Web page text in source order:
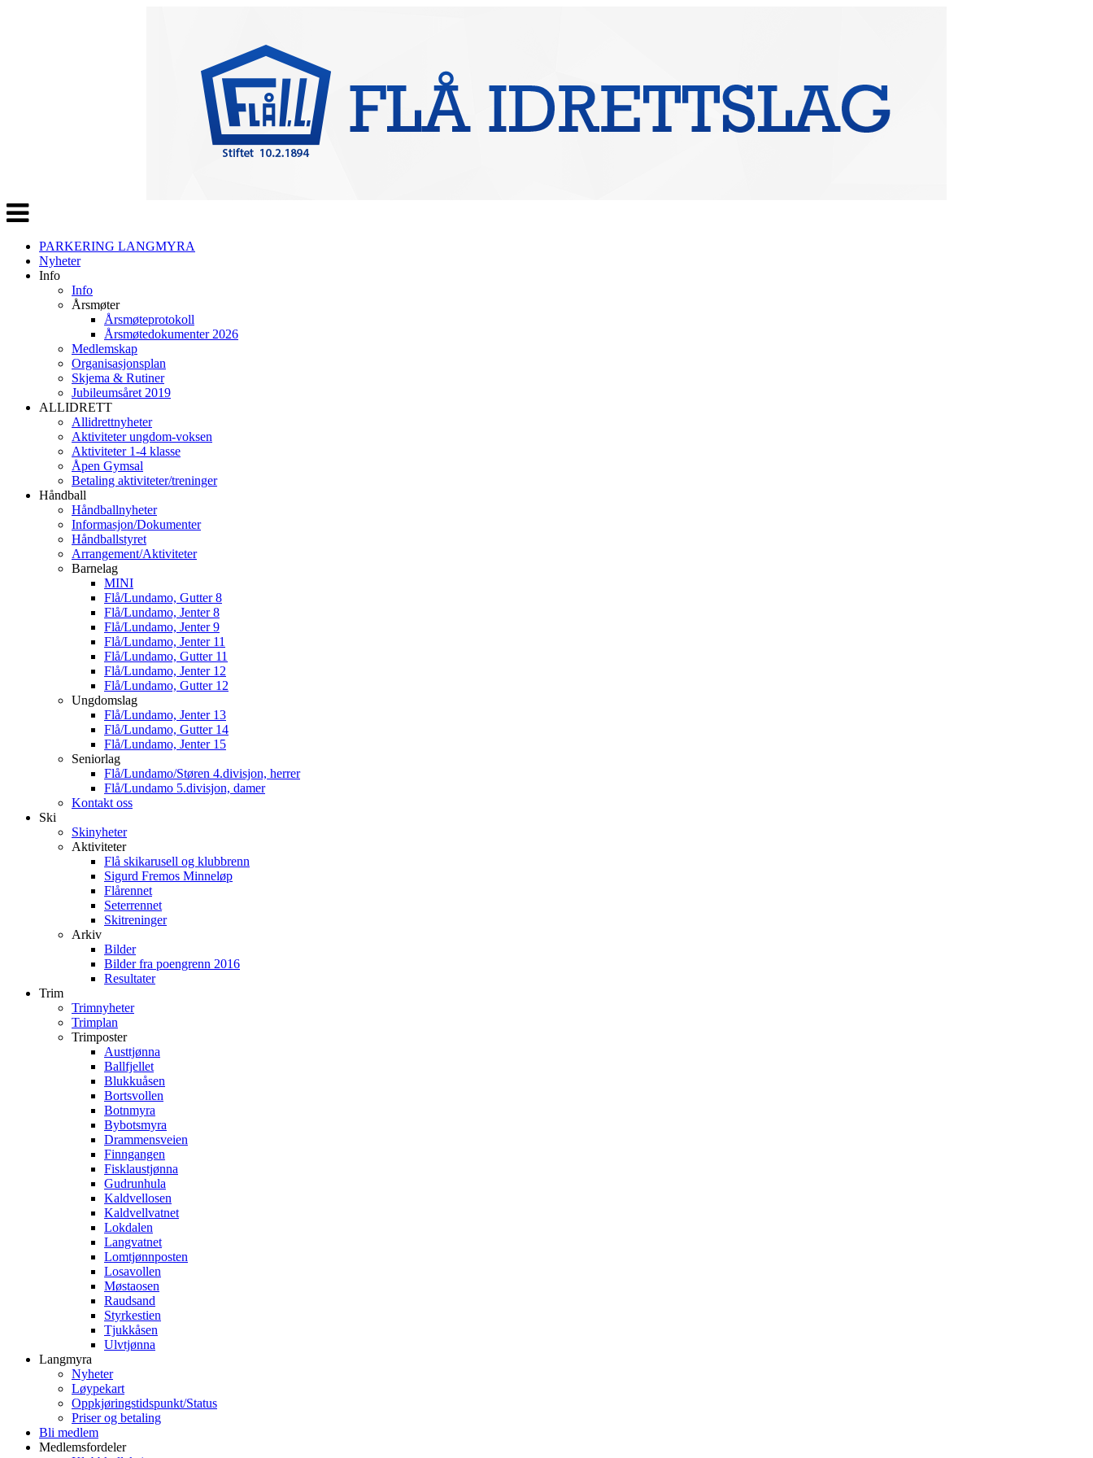
Veksle
navigasjon
PARKERING LANGMYRA
Nyheter
Info
Info
Årsmøter
Årsmøteprotokoll
Årsmøtedokumenter 2026
Medlemskap
Organisasjonsplan
Skjema & Rutiner
Jubileumsåret 2019
ALLIDRETT
Allidrettnyheter
Aktiviteter ungdom-voksen
Aktiviteter 1-4 klasse
Åpen Gymsal
Betaling aktiviteter/treninger
Håndball
Håndballnyheter
Informasjon/Dokumenter
Håndballstyret
Arrangement/Aktiviteter
Barnelag
MINI
Flå/Lundamo, Gutter 8
Flå/Lundamo, Jenter 8
Flå/Lundamo, Jenter 9
Flå/Lundamo, Jenter 11
Flå/Lundamo, Gutter 11
Flå/Lundamo, Jenter 12
Flå/Lundamo, Gutter 12
Ungdomslag
Flå/Lundamo, Jenter 13
Flå/Lundamo, Gutter 14
Flå/Lundamo, Jenter 15
Seniorlag
Flå/Lundamo/Støren 4.divisjon, herrer
Flå/Lundamo 5.divisjon, damer
Kontakt oss
Ski
Skinyheter
Aktiviteter
Flå skikarusell og klubbrenn
Sigurd Fremos Minneløp
Flårennet
Seterrennet
Skitreninger
Arkiv
Bilder
Bilder fra poengrenn 2016
Resultater
Trim
Trimnyheter
Trimplan
Trimposter
Austtjønna
Ballfjellet
Blukkuåsen
Bortsvollen
Botnmyra
Bybotsmyra
Drammensveien
Finngangen
Fisklaustjønna
Gudrunhula
Kaldvellosen
Kaldvellvatnet
Lokdalen
Langvatnet
Lomtjønnposten
Losavollen
Møstaosen
Raudsand
Styrkestien
Tjukkåsen
Ulvtjønna
Langmyra
Nyheter
Løypekart
Oppkjøringstidspunkt/Status
Priser og betaling
Bli medlem
Medlemsfordeler